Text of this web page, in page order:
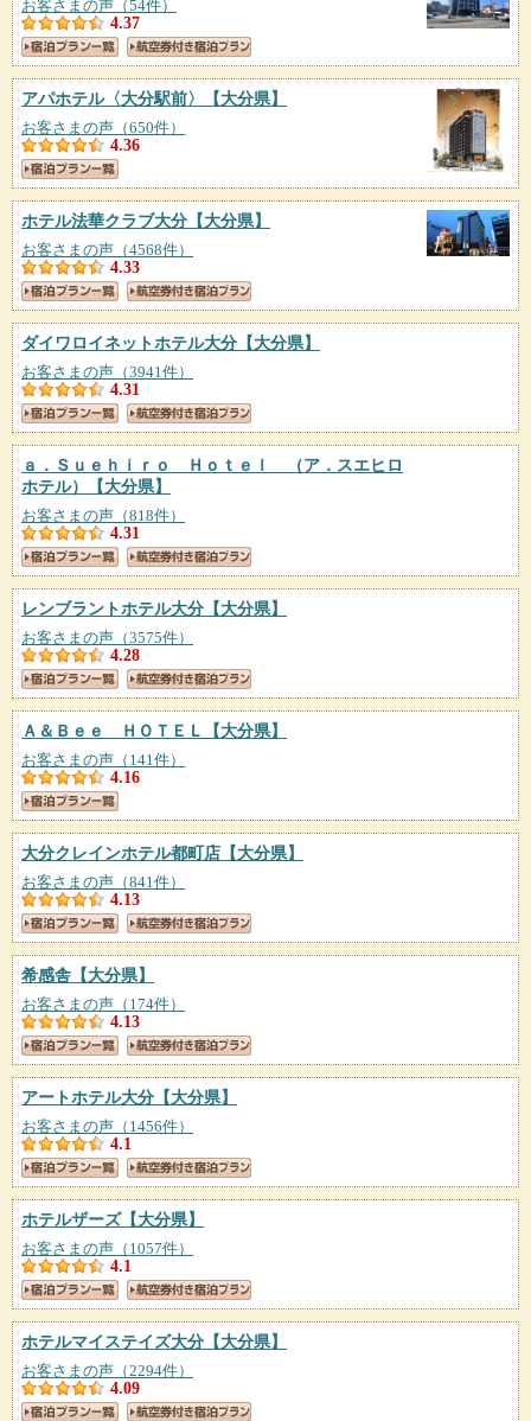
お客さまの声（54件）
4.37
アパホテル〈大分駅前〉 【大分県】
お客さまの声（650件）
4.36
ホテル法華クラブ大分【大分県】
お客さまの声（4568件）
4.33
ダイワロイネットホテル大分【大分県】
お客さまの声（3941件）
4.31
ａ．Ｓｕｅｈｉｒｏ Ｈｏｔｅｌ （ア．スエヒロ
ホテル）
【大分県】
お客さまの声（818件）
4.31
レンブラントホテル大分【大分県】
お客さまの声（3575件）
4.28
Ａ＆Ｂｅｅ ＨＯＴＥＬ 【大分県】
お客さまの声（141件）
4.16
大分クレインホテル都町店 【大分県】
お客さまの声（841件）
4.13
希感舎 【大分県】
お客さまの声（174件）
4.13
アートホテル大分【大分県】
お客さまの声（1456件）
4.1
ホテルザーズ【大分県】
お客さまの声（1057件）
4.1
ホテルマイステイズ大分【大分県】
お客さまの声（2294件）
4.09